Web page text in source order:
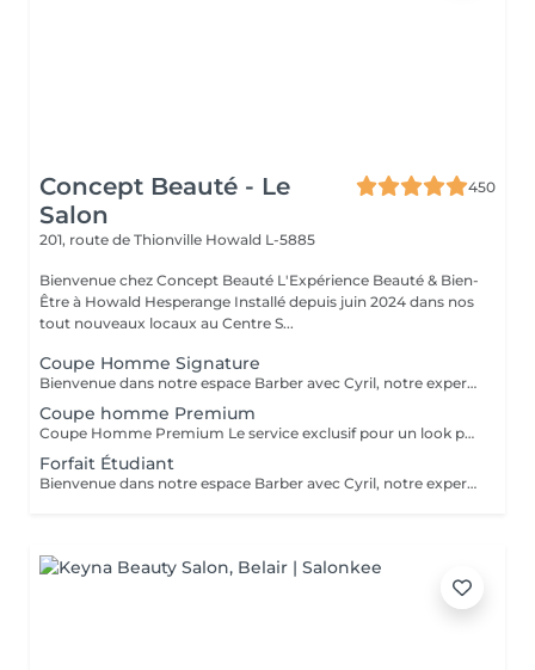
Concept Beauté - Le
Salon
450
201, route de Thionville Howald L-5885
Bienvenue chez Concept Beauté L'Expérience Beauté & Bien-
Être à Howald Hesperange Installé depuis juin 2024 dans nos
tout nouveaux locaux au Centre S...
Coupe Homme Signature
Bienvenue dans notre espace Barber avec Cyril, notre expert barbier. Nous accueillons notre clientèle masculine dans un espace Barber élégant et moderne, où Cyril, notre barbier, met son expertise au service de votre style. Que ce soit pour une coupe de cheveux impeccable ou un soin de barbe sur mesure, chaque prestation est réalisée avec précision et savoir-faire, dans une ambiance conviviale et raffinée. Coupe homme classique Une coupe réalisée aux ciseaux et à la tondeuse, adaptée à votre morphologie et à votre style. Cyril prendra le temps d'analyser votre implantation capillaire et votre type de cheveux pour un résultat structuré et naturel. La prestation inclut un shampooing et un coiffage soigné.
Coupe homme Premium
Coupe Homme Premium Le service exclusif pour un look parfait Notre Coupe Homme Premium est une prestation haut de gamme, pensée pour les hommes qui souhaitent une coupe soignée, parfaitement adaptée à leur style et à leur morphologie. Ce que comprend la Coupe Homme Premium : Diagnostic personnalisé : Cyril analyse votre type de cheveux, votre implantation capillaire et la forme de votre visage pour vous proposer une coupe sur mesure. Shampooing relaxant : Un soin lavant adapté à votre cuir chevelu et à votre type de cheveux, pour une sensation de fraîcheur et de bien-être. Coupe aux ciseaux & tondeuse : Une coupe réalisée avec précision et technique, pour un rendu naturel, structuré et facile à coiffer au quotidien. Coiffage & conseils : Mise en forme avec des produits adaptés (cire, pommade, poudre coiffante) et conseils personnalisés pour entretenir votre coupe à la maison. Finition soignée : Travail des contours, des pattes et de la nuque pour une allure nette et impeccable. Idéale pour ceux qui recherchent une coupe élégante, moderne et facile à entretenir. Nous accueillons notre clientèle masculine dans un espace Barber élégant et moderne, où Cyril, notre barbier, met son expertise au service de votre style. Chaque prestation est réalisée avec précision et savoir-faire, dans une ambiance conviviale et raffinée. Prenez rendez-vous et profitez d'un moment privilégié dans notre espace Barber.
Forfait Étudiant
Bienvenue dans notre espace Barber avec Cyril, notre expert barbier Nous accueillons notre clientèle masculine dans un espace Barber élégant et moderne, où Cyril, notre barbier, met son expertise au service de votre style. Que ce soit pour une coupe de cheveux impeccable ou un soin de barbe sur mesure, chaque prestation est réalisée avec précision et savoir-faire, dans une ambiance conviviale et raffinée. Forfait étudiant Une coupe tendance et personnalisée à tarif réduit pour les étudiants, avec un shampooing et un coiffage compris. Cyril vous conseille sur les coupes les plus adaptées à votre style et votre personnalité.